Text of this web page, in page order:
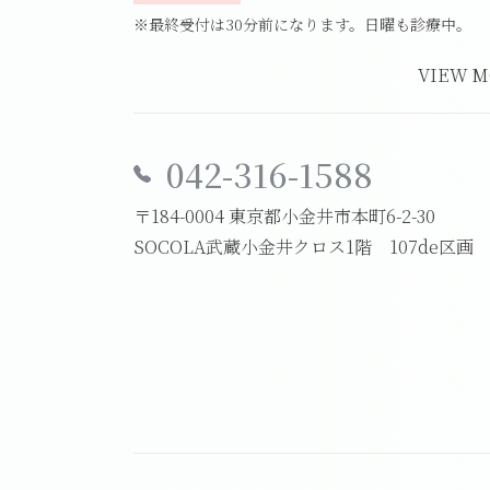
※最終受付は30分前になります。日曜も診療中。
VIEW
042-316-1588
〒184-0004 東京都小金井市本町6-2-30
SOCOLA武蔵小金井クロス1階 107de区画